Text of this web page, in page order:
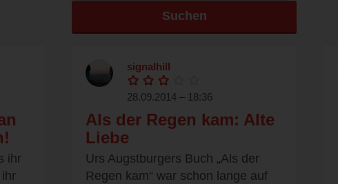
Suchen
ihr
signalhill
28.09.2014 – 18:36
Als der Regen kam: Alte
Liebe
Urs Augstburgers Buch „Als der
Regen kam“ war schon lange auf